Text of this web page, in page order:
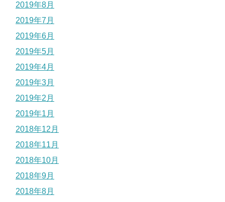
2019年8月
2019年7月
2019年6月
2019年5月
2019年4月
2019年3月
2019年2月
2019年1月
2018年12月
2018年11月
2018年10月
2018年9月
2018年8月